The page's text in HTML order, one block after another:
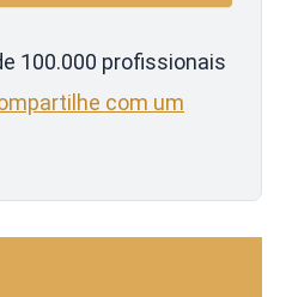
100.000 profissionais
com um